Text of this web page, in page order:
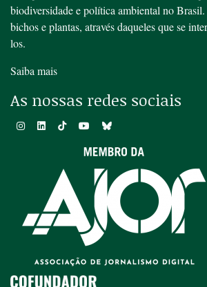
biodiversidade e política ambiental no
bichos e plantas, através daqueles que se
los.
Saiba mais
As nossas redes sociais